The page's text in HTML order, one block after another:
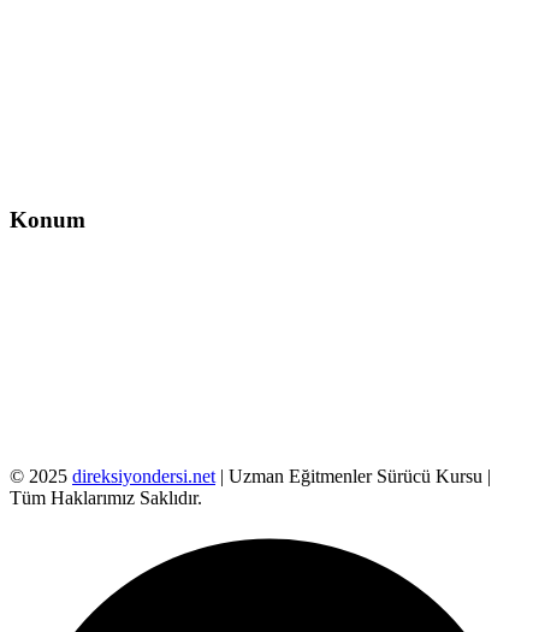
Konum
© 2025 direksiyondersi.net | Uzman Eğitmenler Sürücü Kursu |
Tüm Haklarımız Saklıdır.